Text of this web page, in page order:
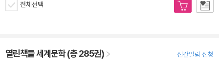
전체선택
열린책들 세계문학 (총 285권) 신간알림 신청